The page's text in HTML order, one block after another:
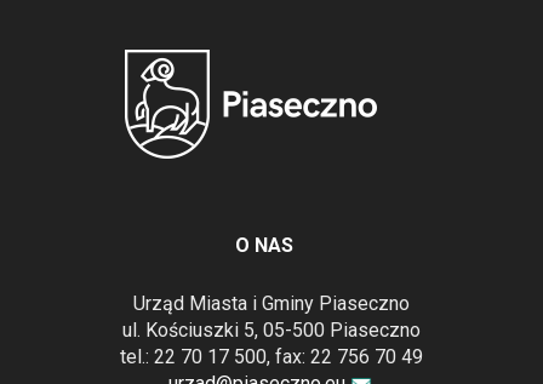
O NAS
Urząd Miasta i Gminy Piaseczno
ul. Kościuszki 5, 05-500 Piaseczno
tel.: 22 70 17 500, fax: 22 756 70 49